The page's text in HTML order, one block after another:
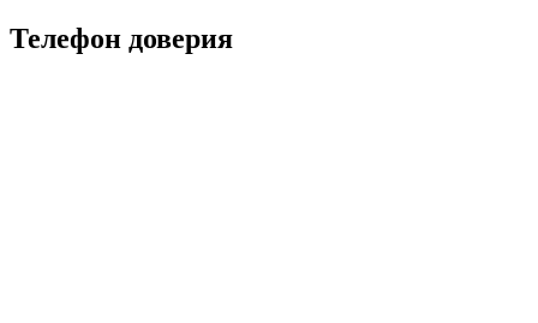
Телефон доверия